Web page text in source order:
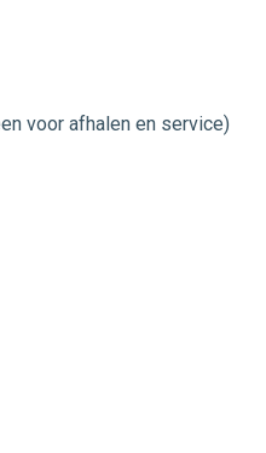
voor afhalen en service)